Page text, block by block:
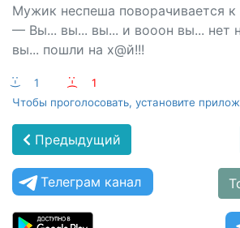
Мужик неспеша поворачивается к
— Вы... вы... вы... и вооон вы... нет
вы... пошли на х@й!!!
:-) 1 :-(
1
Чтобы проголосовать, установите
Предыдущий
Телеграм канал